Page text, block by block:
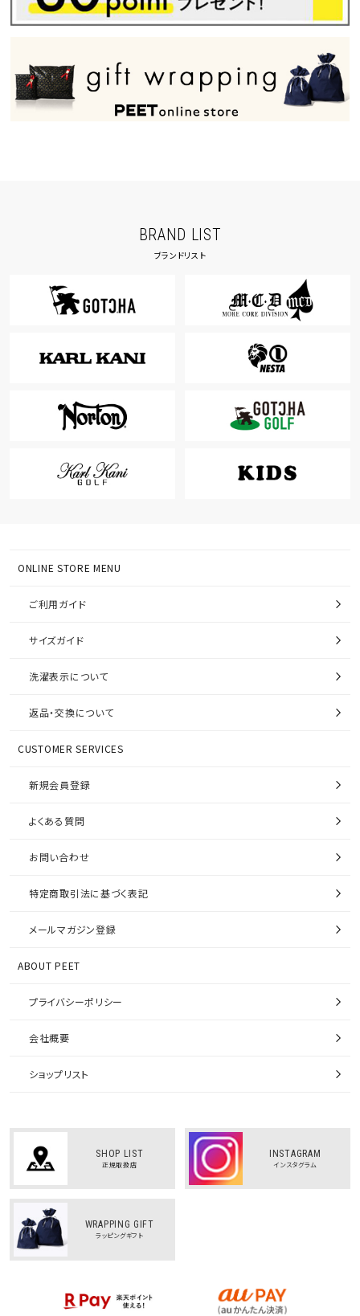
BRAND LIST
ブランドリスト
ONLINE STORE MENU
ご利用ガイド
サイズガイド
洗濯表示について
返品・交換について
CUSTOMER SERVICES
新規会員登録
よくある質問
お問い合わせ
特定商取引法に基づく表記
メールマガジン登録
ABOUT PEET
プライバシーポリシー
会社概要
ショップリスト
SHOP LIST
正規取扱店
INSTAGRAM
インスタグラム
WRAPPING GIFT
ラッピングギフト